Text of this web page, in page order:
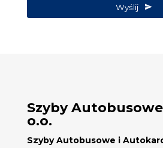
Wyślij
Szyby Autobusowe
o.o.
Szyby Autobusowe i